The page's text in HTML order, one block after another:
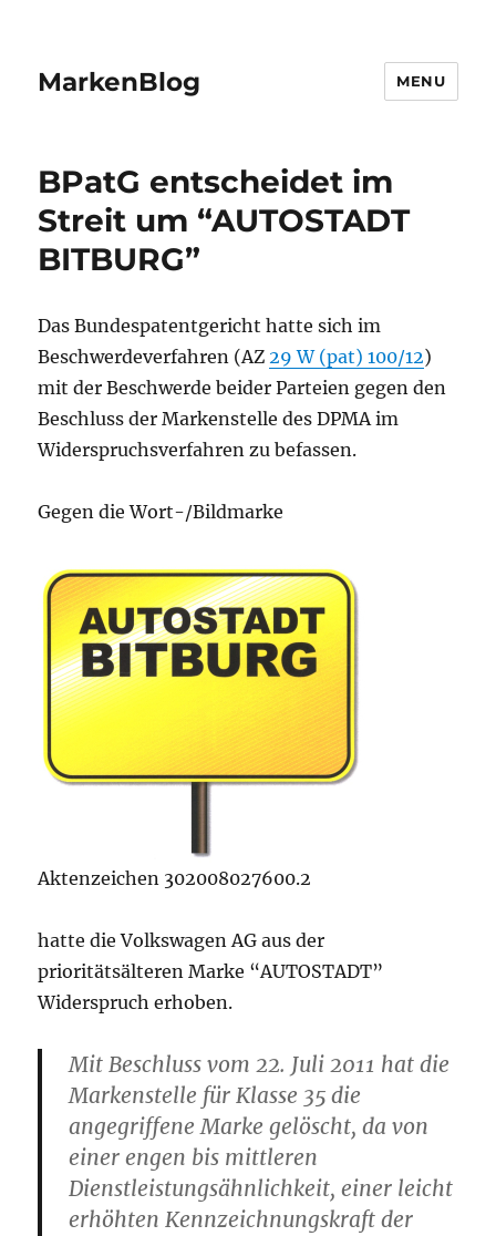
MarkenBlog MENU
BPatG entscheidet im
Streit um “AUTOSTADT
BITBURG”
Das Bundespatentgericht hatte sich im
Beschwerdeverfahren (AZ29 W (pat) 100/12)
mit der Beschwerde beider Parteien gegen den
Beschluss der Markenstelle des DPMA im
Widerspruchsverfahren zu befassen.
Gegen die Wort-/Bildmarke
Aktenzeichen 302008027600.2
hatte die Volkswagen AG aus der
prioritätsälteren Marke “AUTOSTADT”
Widerspruch erhoben.
Mit Beschluss vom 22. Juli 2011 hat die
Markenstelle für Klasse 35 die
angegriffene Marke gelöscht, da von
einer engen bis mittleren
Dienstleistungsähnlichkeit, einer leicht
erhöhten Kennzeichnungskraft der